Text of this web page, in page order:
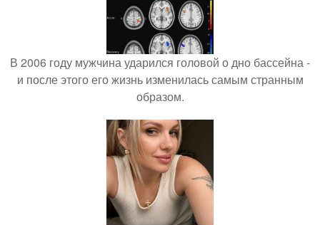
В 2006 году мужчина ударился головой о дно бассейна -
и после этого его жизнь изменилась самым странным
образом.